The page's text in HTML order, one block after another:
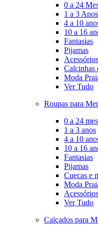
0 a 24
1 a 3 Anos
4 a 10
10 a 16
Fantasias
Pijamas
Acessórios
Calcinhas
Moda
Ver Tudo
Roupas para
0 a 24
1 a 3 anos
4 a 10
10 a 16
Fantasias
Pijamas
Cuecas e
Moda
Acessórios
Ver Tudo
Calçados para